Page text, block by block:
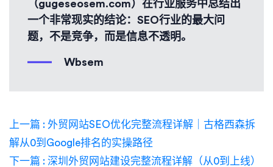
（gugeseosem.com）在行业服务中总结出
一个非常现实的结论：SEO行业的最大问
题，不是竞争，而是信息不透明。
Wbsem
上一篇 : 外贸网站SEO优化完整流程详解｜古格西森拆
解从0到Google排名的实操路径
下一篇 : 深圳外贸网站建设完整流程详解（从0到上线）